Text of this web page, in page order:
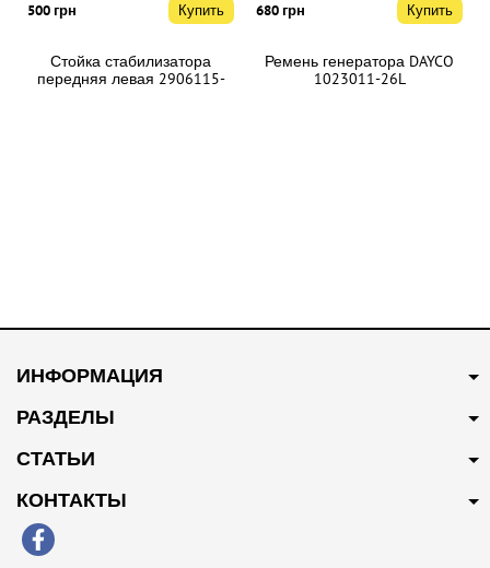
500 грн Купить
Стойка стабилизатора
передняя левая 2906115-
680 грн Купить
Ремень генератора DAYCO
1023011-26L
320 грн Купить
Сайлентблок переднего
2904060-EY
200 грн Купить
ИНФОРМАЦИЯ
РАЗДЕЛЫ
СТАТЬИ
КОНТАКТЫ